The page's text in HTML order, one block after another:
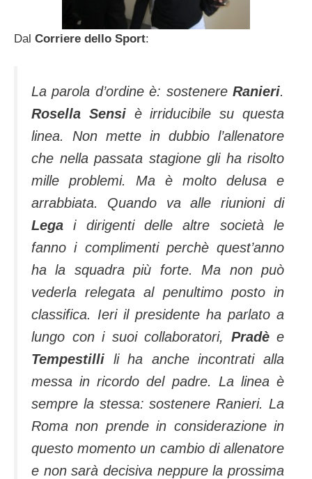
Dal Corriere dello Sport:
La parola d’ordine è: sostenere Ranieri.
Rosella Sensiè irriducibile su questa
linea. Non mette in dubbio l’allenatore
che nella passata stagione gli ha risolto
mille problemi. Ma è molto delusa e
arrabbiata. Quando va alle riunioni di
Lega i dirigenti delle altre società le
fanno i complimenti perchè quest’anno
ha la squadra più forte. Ma non può
vederla relegata al penultimo posto in
classifica. Ieri il presidente ha parlato a
lungo con i suoi collaboratori, Pradè e
Tempestilli li ha anche incontrati alla
messa in ricordo del padre. La linea è
sempre la stessa: sostenere Ranieri. La
Roma non prende in considerazione in
questo momento un cambio di allenatore
e non sarà decisiva neppure la prossima